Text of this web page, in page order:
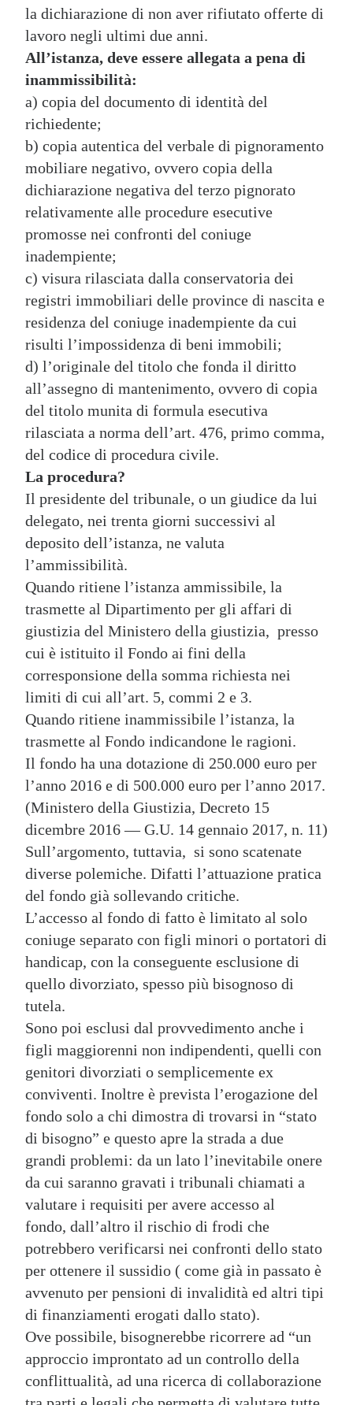
la dichiarazione di non aver rifiutato offerte di
lavoro negli ultimi due anni.
All’istanza, deve essere allegata a pena di
inammissibilità:
a) copia del documento di identità del
richiedente;
b) copia autentica del verbale di pignoramento
mobiliare negativo, ovvero copia della
dichiarazione negativa del terzo pignorato
relativamente alle procedure esecutive
promosse nei confronti del coniuge
inadempiente;
c) visura rilasciata dalla conservatoria dei
registri immobiliari delle province di nascita e
residenza del coniuge inadempiente da cui
risulti l’impossidenza di beni immobili;
d) l’originale del titolo che fonda il diritto
all’assegno di mantenimento, ovvero di copia
del titolo munita di formula esecutiva
rilasciata a norma dell’art. 476, primo comma,
del codice di procedura civile.
La procedura?
Il presidente del tribunale, o un giudice da lui
delegato, nei trenta giorni successivi al
deposito dell’istanza, ne valuta
l’ammissibilità.
Quando ritiene l’istanza ammissibile, la
trasmette al Dipartimento per gli affari di
giustizia del Ministero della giustizia, presso
cui è istituito il Fondo ai fini della
corresponsione della somma richiesta nei
limiti di cui all’art. 5, commi 2 e 3.
Quando ritiene inammissibile l’istanza, la
trasmette al Fondo indicandone le ragioni.
Il fondo ha una dotazione di 250.000 euro per
l’anno 2016 e di 500.000 euro per l’anno 2017.
(Ministero della Giustizia, Decreto 15
dicembre 2016 — G.U. 14 gennaio 2017, n. 11)
Sull’argomento, tuttavia, si sono scatenate
diverse polemiche. Difatti l’attuazione pratica
del fondo già sollevando critiche.
L’accesso al fondo di fatto è limitato al solo
coniuge separato con figli minori o portatori di
handicap, con la conseguente esclusione di
quello divorziato, spesso più bisognoso di
tutela.
Sono poi esclusi dal provvedimento anche i
figli maggiorenni non indipendenti, quelli con
genitori divorziati o semplicemente ex
conviventi. Inoltre è prevista l’erogazione del
fondo solo a chi dimostra di trovarsi in “stato
di bisogno” e questo apre la strada a due
grandi problemi: da un lato l’inevitabile onere
da cui saranno gravati i tribunali chiamati a
valutare i requisiti per avere accesso al
fondo, dall’altro il rischio di frodi che
potrebbero verificarsi nei confronti dello stato
per ottenere il sussidio ( come già in passato è
avvenuto per pensioni di invalidità ed altri tipi
di finanziamenti erogati dallo stato).
Ove possibile, bisognerebbe ricorrere ad “un
approccio improntato ad un controllo della
conflittualità, ad una ricerca di collaborazione